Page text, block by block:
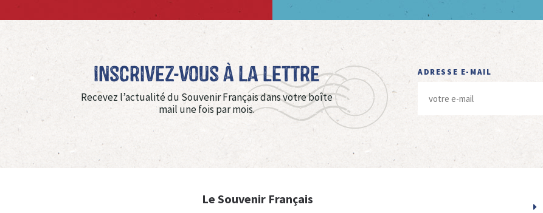
Inscrivez-vous à La Lettre
Recevez l’actualité du Souvenir Français dans votre boîte
mail une fois par mois.
ADRESSE E-MAIL
Le Souvenir Français